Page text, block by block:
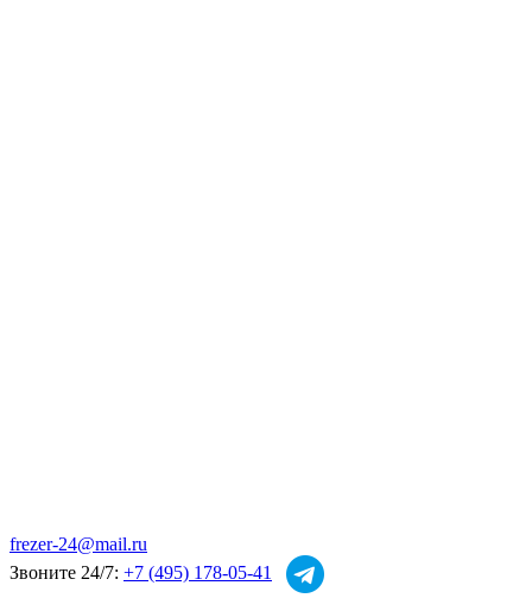
frezer-24@mail.ru
Звоните 24/7: +7 (495) 178-05-41